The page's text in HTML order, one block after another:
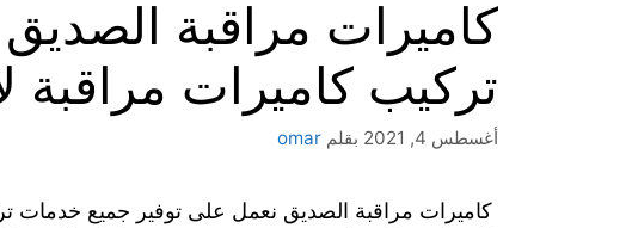
تركيب كاميرات مراقبة
أغسطس 4, 2021 بقلم omar
كاميرات مراقبة الصديق نعمل على توفير جميع خدمات